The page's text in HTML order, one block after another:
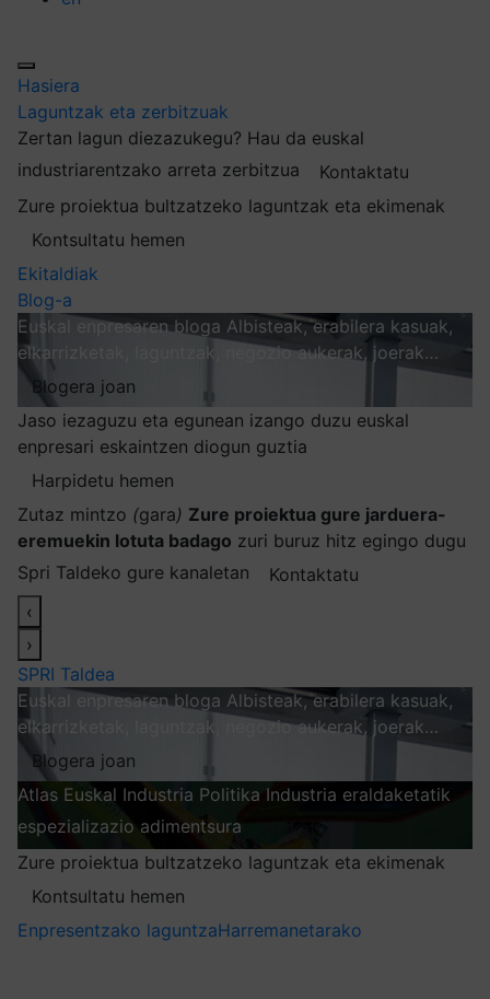
Hasiera
Laguntzak eta zerbitzuak
Zertan lagun diezazukegu? Hau da euskal
industriarentzako arreta zerbitzua
Kontaktatu
Zure proiektua bultzatzeko laguntzak eta ekimenak
Kontsultatu hemen
Ekitaldiak
Blog-a
Euskal enpresaren bloga Albisteak, erabilera kasuak,
elkarrizketak, laguntzak, negozio aukerak, joerak…
Blogera joan
Jaso iezaguzu eta egunean izango duzu euskal
enpresari eskaintzen diogun guztia
Harpidetu hemen
Zutaz mintzo (gara) Zure proiektua gure jarduera-
eremuekin lotuta badago zuri buruz hitz egingo dugu
Spri Taldeko gure kanaletan
Kontaktatu
‹
›
SPRI Taldea
Euskal enpresaren bloga Albisteak, erabilera kasuak,
elkarrizketak, laguntzak, negozio aukerak, joerak…
Blogera joan
Atlas Euskal Industria Politika Industria eraldaketatik
espezializazio adimentsura
Zure proiektua bultzatzeko laguntzak eta ekimenak
Kontsultatu hemen
Enpresentzako laguntzaHarremanetarako